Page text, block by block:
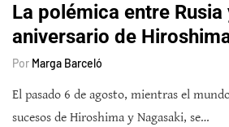
La polémica entre Rusia
aniversario de
Por Marga Barceló
El pasado 6 de agosto, mientras el
sucesos de Hiroshima y Nagasaki, se…